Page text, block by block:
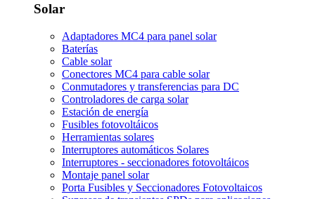
Solar
Adaptadores MC4 para panel solar
Baterías
Cable solar
Conectores MC4 para cable solar
Conmutadores y transferencias para DC
Controladores de carga solar
Estación de energía
Fusibles fotovoltáicos
Herramientas solares
Interruptores automáticos Solares
Interruptores - seccionadores fotovoltáicos
Montaje panel solar
Porta Fusibles y Seccionadores Fotovoltaicos